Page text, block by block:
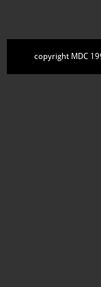
copyright MDC